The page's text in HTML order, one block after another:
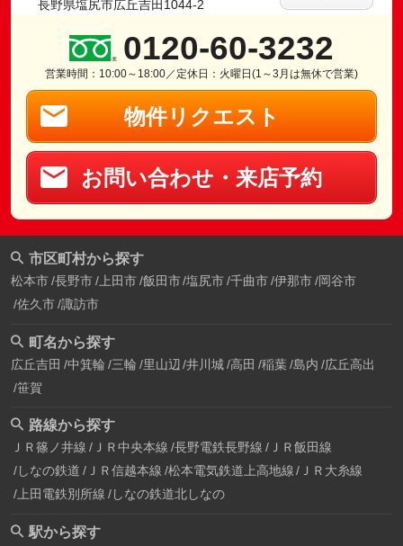
長野県塩尻市広丘吉田1044-2
0120-60-3232
営業時間：10:00～18:00／定休日：火曜日(1～3月は無休で営業)
物件リクエスト
お問い合わせ・来店予約
市区町村から探す
松本市 長野市 上田市 飯田市 塩尻市 千曲市 伊那市 岡谷市
佐久市 諏訪市
町名から探す
広丘吉田 中箕輪 三輪 里山辺 井川城 高田 稲葉 島内 広丘高出
笹賀
路線から探す
ＪＲ篠ノ井線 ＪＲ中央本線 長野電鉄長野線 ＪＲ飯田線
しなの鉄道 ＪＲ信越本線 松本電気鉄道上高地線
ＪＲ大糸線
上田電鉄別所線 しなの鉄道北しなの
駅から探す